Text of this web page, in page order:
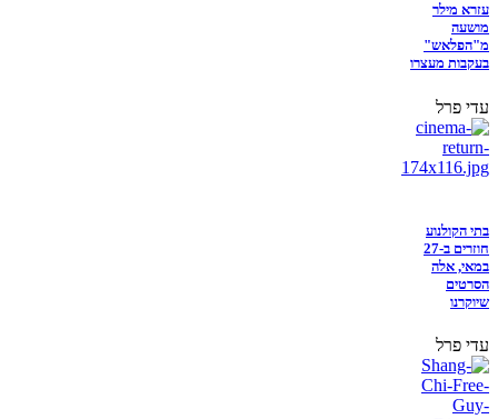
עזרא מילר
מושעה
מ"הפלאש"
בעקבות מעצרו
עדי פרל
בתי הקולנוע
חוזרים ב-27
במאי, אלה
הסרטים
שיוקרנו
עדי פרל